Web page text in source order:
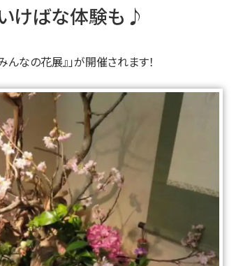
けばな体験も♪
なの花展』」が開催されます！